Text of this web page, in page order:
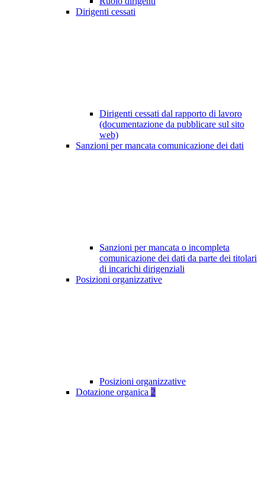
Dirigenti cessati
Dirigenti cessati dal rapporto di lavoro
(documentazione da pubblicare sul sito
web)
Sanzioni per mancata comunicazione dei dati
Sanzioni per mancata o incompleta
comunicazione dei dati da parte dei titolari
di incarichi dirigenziali
Posizioni organizzative
Posizioni organizzative
Dotazione organica 2